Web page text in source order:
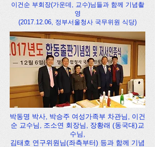
이건순 부회장(가운데, 교수)님들과 함께 기념촬
영
(2017.12.06, 정부서울청사 국무위원 식당)
박동명 박사, 박승주 여성가족부 차관님, 이건
순 교수님, 조소연 회장님, 장황래 (동국대)교
수님,
김태호 연구위원님(좌측부터) 등과 함께 기념